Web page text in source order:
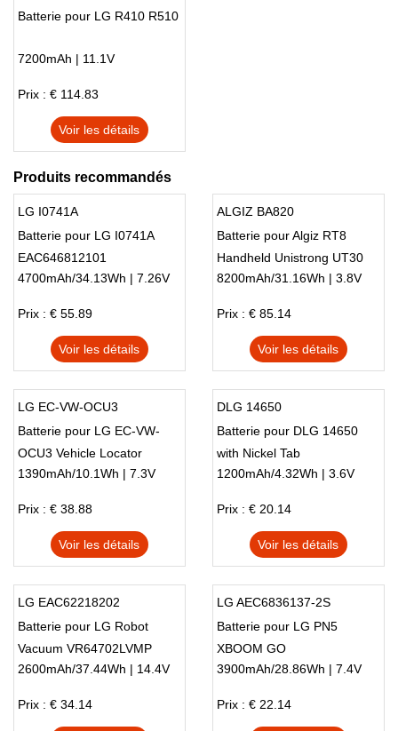
Batterie pour LG R410 R510
7200mAh | 11.1V
Prix : € 114.83
Voir les détails
Produits recommandés
LG I0741A
Batterie pour LG I0741A
EAC646812101
4700mAh/34.13Wh | 7.26V
Prix : € 55.89
Voir les détails
ALGIZ BA820
Batterie pour Algiz RT8
Handheld Unistrong UT30
UT32 UG908 UG905
8200mAh/31.16Wh | 3.8V
Prix : € 85.14
Voir les détails
LG EC-VW-OCU3
Batterie pour LG EC-VW-
OCU3 Vehicle Locator
1390mAh/10.1Wh | 7.3V
Prix : € 38.88
Voir les détails
DLG 14650
Batterie pour DLG 14650
with Nickel Tab
1200mAh/4.32Wh | 3.6V
Prix : € 20.14
Voir les détails
LG EAC62218202
Batterie pour LG Robot
Vacuum VR64702LVMP
VR6271LVMB VR63409LV
2600mAh/37.44Wh | 14.4V
Prix : € 34.14
LG AEC6836137-2S
Batterie pour LG PN5
XBOOM GO
3900mAh/28.86Wh | 7.4V
Prix : € 22.14